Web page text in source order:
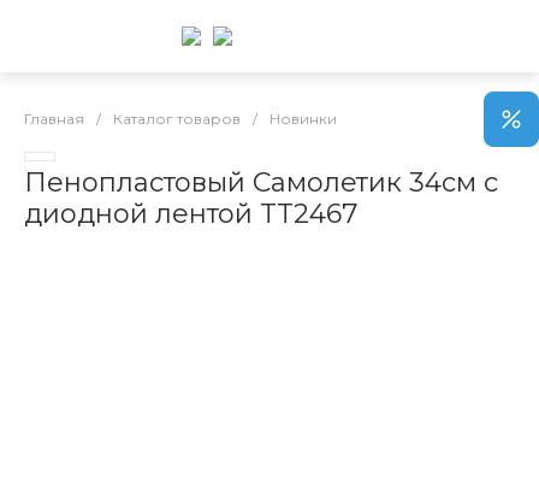
Главная / Каталог товаров / Новинки
Пенопластовый Самолетик 34см с
диодной лентой TT2467